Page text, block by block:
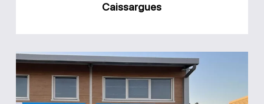
Caissargues
Magasin
MCR
Piscines